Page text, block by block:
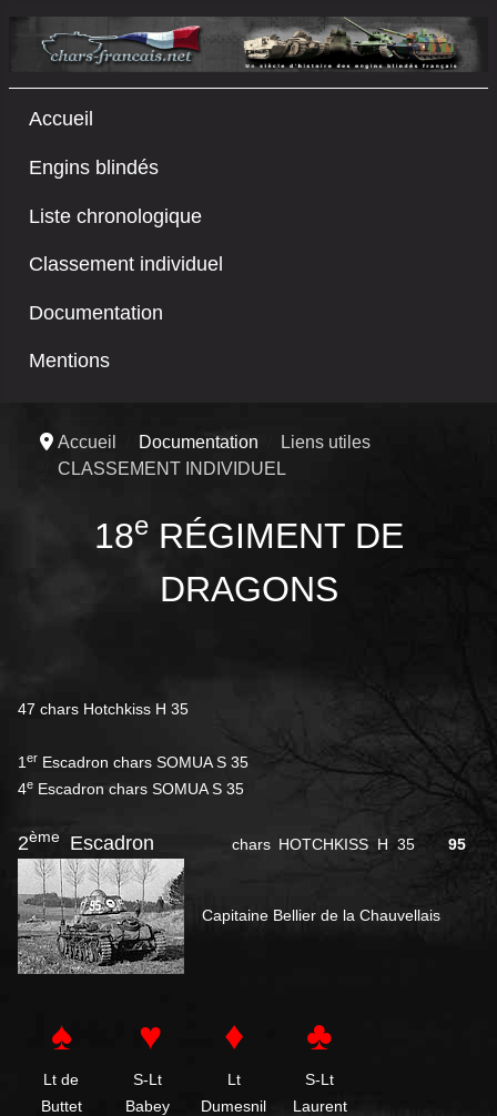
Accueil
Engins blindés
Liste chronologique
Classement individuel
Documentation
Mentions
Accueil Documentation
Liens utiles
CLASSEMENT INDIVIDUEL
18eRÉGIMENT DE
DRAGONS
47 chars Hotchkiss H 35
1 er Escadron chars SOMUA S 35
4e Escadron chars SOMUA S 35
2ème Escadron chars HOTCHKISS H 3595
Capitaine Bellier de la Chauvellais
♠
Lt de
Buttet
♥
S-Lt
Babey
♦
Lt
Dumesnil
♣
S-Lt
Laurent